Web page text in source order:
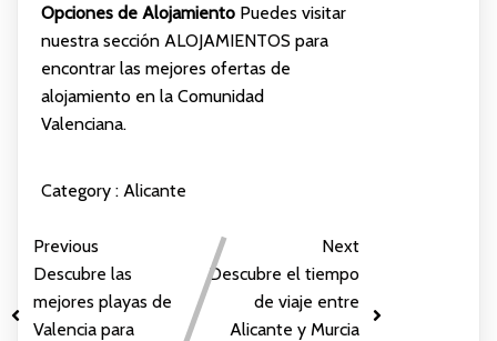
Opciones de AlojamientoPuedes visitar
nuestra sección ALOJAMIENTOS para
encontrar las mejores ofertas de
alojamiento en la Comunidad
Valenciana.
Category : Alicante
Previous
Descubre las
mejores playas de
Valencia para
Next
Descubre el tiempo
de viaje entre
Alicante y Murcia